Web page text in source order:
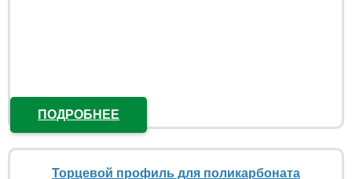
ПОДРОБНЕЕ
Торцевой профиль для поликарбоната